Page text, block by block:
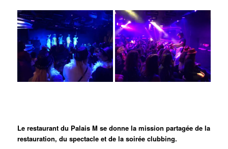
Le restaurant du Palais M se donne la mission partagée de la
restauration, du spectacle et de la soirée clubbing.